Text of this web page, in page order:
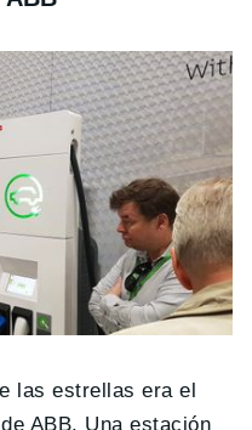
las estrellas era el
ABB. Una estación